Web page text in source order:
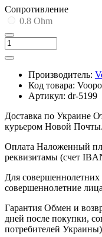
Cопротивление
0.8 Ohm
Производитель:
Код товара:
Артикул: dr-5199
Доставка по Украине
курьером Новой Почты.
Оплата Наложенный
реквизитамы (счет
Для совершеннолетних
совершеннолетние
Гарантия Обмен и
дней после покупки,
потребителей